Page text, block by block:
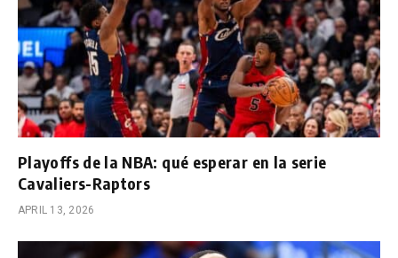
Playoffs de la NBA: qué esperar en la serie
Cavaliers-Raptors
APRIL 13, 2026